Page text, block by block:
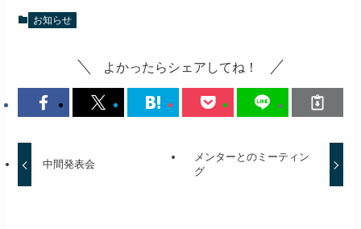
お知らせ
よかったらシェアしてね！
中間発表会
メンターとのミーティン
グ